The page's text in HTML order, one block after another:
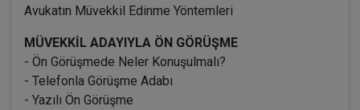
Avukatın Müvekkil Edinme Yöntemleri
MÜVEKKİL ADAYIYLA ÖN GÖRÜŞME
- Ön Görüşmede Neler Konuşulmalı?
- Telefonla Görüşme Adabı
- Yazılı Ön Görüşme